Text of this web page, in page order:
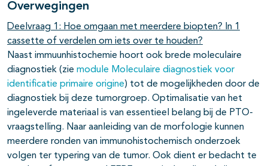
Overwegingen
Deelvraag 1: Hoe omgaan met meerdere biopten? In 1
cassette of verdelen om iets over te houden?
Naast immuunhistochemie hoort ook brede moleculaire
diagnostiek (zie module Moleculaire diagnostiek voor
identificatie primaire origine) tot de mogelijkheden door de
diagnostiek bij deze tumorgroep. Optimalisatie van het
ingeleverde materiaal is van essentieel belang bij de PTO-
vraagstelling. Naar aanleiding van de morfologie kunnen
meerdere ronden van immunohistochemisch onderzoek
volgen ter typering van de tumor. Ook dient er bedacht te